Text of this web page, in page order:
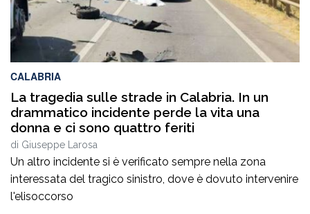
CALABRIA
La tragedia sulle strade in Calabria. In un
drammatico incidente perde la vita una
donna e ci sono quattro feriti
di Giuseppe Larosa
Un altro incidente si è verificato sempre nella zona
interessata del tragico sinistro, dove è dovuto intervenire
l'elisoccorso